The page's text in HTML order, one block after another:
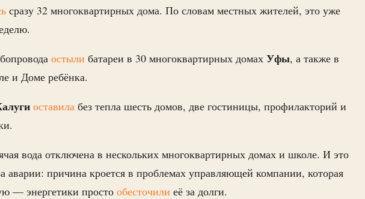
сразу 32 многоквартирных дома. По словам местных жителей, это уже
остыли батареи в 30 многоквартирных домах Уфы, а также в
и Доме ребёнка.
оставила без тепла шесть домов, две гостиницы, профилакторий и
вода отключена в нескольких многоквартирных домах и школе. И это
аварии: причина кроется в проблемах управляющей компании, которая
— энергетики просто обесточили её за долги.